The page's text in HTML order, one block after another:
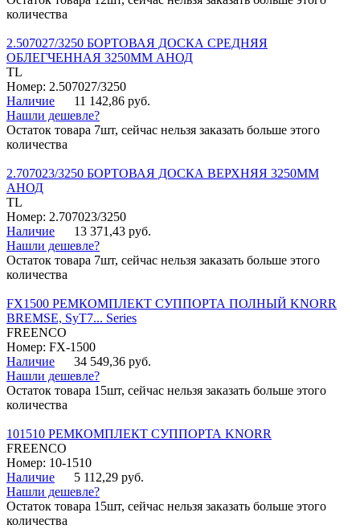
количества
2.507027/3250 БОРТОВАЯ ДОСКА СРЕДНЯЯ
ОБЛЕГЧЕННАЯ 3250ММ АНОД
TL
Номер: 2.507027/3250
Наличие
11 142,86 руб.
Нашли дешевле?
Остаток товара 7шт, сейчас нельзя заказать больше этого
количества
2.707023/3250 БОРТОВАЯ ДОСКА ВЕРХНЯЯ 3250ММ
АНОД
TL
Номер: 2.707023/3250
Наличие
13 371,43 руб.
Нашли дешевле?
Остаток товара 7шт, сейчас нельзя заказать больше этого
количества
FX1500 РЕМКОМПЛЕКТ СУППОРТА ПОЛНЫЙ KNORR
BREMSE, SyT7... Series
FREENCO
Номер: FX-1500
Наличие
34 549,36 руб.
Нашли дешевле?
Остаток товара 15шт, сейчас нельзя заказать больше этого
количества
101510 РЕМКОМПЛЕКТ СУППОРТА KNORR
FREENCO
Номер: 10-1510
Наличие
5 112,29 руб.
Нашли дешевле?
Остаток товара 15шт, сейчас нельзя заказать больше этого
количества